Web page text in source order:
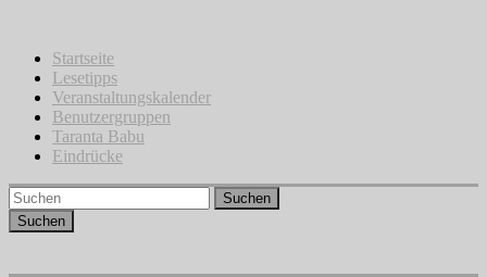
springenStartseite
Lesetipps
Veranstaltungskalender
Benutzergruppen
Taranta Babu
Eindrücke
Suchen